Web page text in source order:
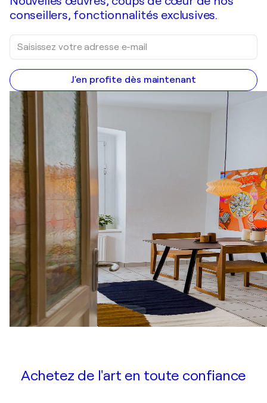
conseillers, fonctionnalités exclusives.
J'en profite dès maintenant
Achetez de l'art en toute confiance